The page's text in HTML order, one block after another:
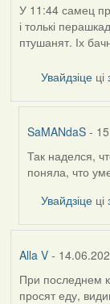
У 11:44 самец
і толькі
птушанят. Іх
Увайдзіце ці
SaMANdaS -
In
reply
Harrier
Так наделся,
поняла, что
Увайдзіце ці
Alla V-
При последнем
просят еду,